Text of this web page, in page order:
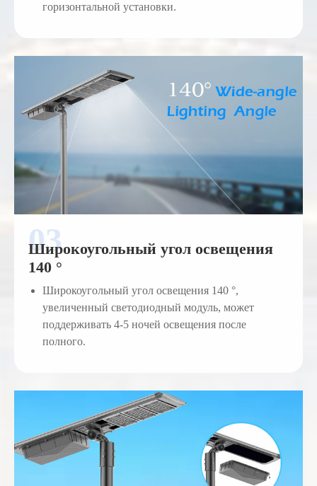
горизонтальной установки.
Широкоугольный угол освещения
140 °
Широкоугольный угол освещения 140 °,
увеличенный светодиодный модуль, может
поддерживать 4-5 ночей освещения после
полного.